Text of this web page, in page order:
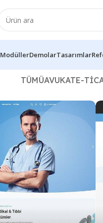
ModüllerDemolarTasarımlar
TÜMÜAVUKATE-